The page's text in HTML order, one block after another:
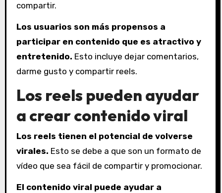
compartir.
Los usuarios son más propensos a
participar en contenido que es atractivo y
entretenido. Esto incluye dejar comentarios,
darme gusto y compartir reels.
Los reels pueden ayudar
a crear contenido viral
Los reels tienen el potencial de volverse
virales. Esto se debe a que son un formato de
vídeo que sea fácil de compartir y promocionar.
El contenido viral puede ayudar a